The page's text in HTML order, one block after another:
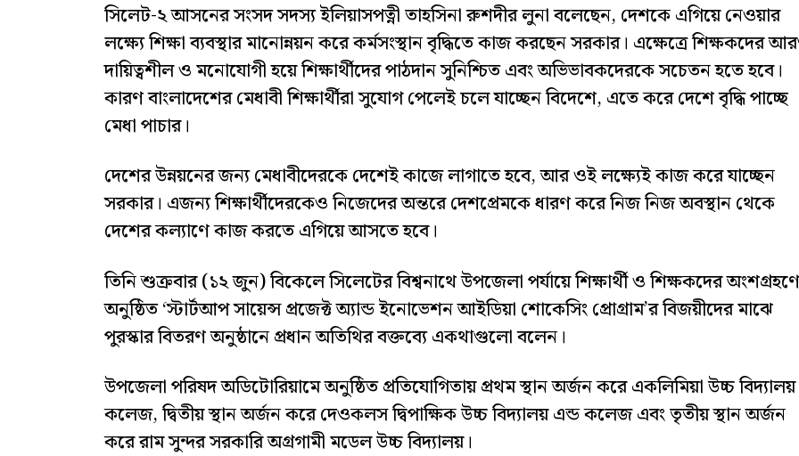
সিলেট-২ আসনের সংসদ সদস্য ইলিয়াসপত্নী তাহসিনা রুশদীর লুনা বলেছেন, দেশকে এগিয়ে নেওয়ার
লক্ষ্যে শিক্ষা ব্যবস্থার মানোন্নয়ন করে কর্মসংস্থান বৃদ্ধিতে কাজ করছেন সরকার। এক্ষেত্রে শিক্ষকদের
দায়িত্বশীল ও মনোযোগী হয়ে শিক্ষার্থীদের পাঠদান সুনিশ্চিত এবং অভিভাবকদেরকে সচেতন হতে হবে।
কারণ বাংলাদেশের মেধাবী শিক্ষার্থীরা সুযোগ পেলেই চলে যাচ্ছেন বিদেশে, এতে করে দেশে বৃদ্ধি পাচ্ছে
মেধা পাচার।
দেশের উন্নয়নের জন্য মেধাবীদেরকে দেশেই কাজে লাগাতে হবে, আর ওই লক্ষ্যেই কাজ করে যাচ্ছেন
সরকার। এজন্য শিক্ষার্থীদেরকেও নিজেদের অন্তরে দেশপ্রেমকে ধারণ করে নিজ নিজ অবস্থান থেকে
দেশের কল্যাণে কাজ করতে এগিয়ে আসতে হবে।
তিনি শুক্রবার (১২ জুন) বিকেলে সিলেটের বিশ্বনাথে উপজেলা পর্যায়ে শিক্ষার্থী ও শিক্ষকদের অংশগ্রহণে
অনুষ্ঠিত ‘স্টার্টআপ সায়েন্স প্রজেক্ট অ্যান্ড ইনোভেশন আইডিয়া শোকেসিং প্রোগ্রাম’র বিজয়ীদের মাঝে
পুরস্কার বিতরণ অনুষ্ঠানে প্রধান অতিথির বক্তব্যে একথাগুলো বলেন।
উপজেলা পরিষদ অডিটোরিয়ামে অনুষ্ঠিত প্রতিযোগিতায় প্রথম স্থান অর্জন করে একলিমিয়া উচ্চ
কলেজ, দ্বিতীয় স্থান অর্জন করে দেওকলস দ্বিপাক্ষিক উচ্চ বিদ্যালয় এন্ড কলেজ এবং তৃতীয় স্থান অর্জন
করে রাম সুন্দর সরকারি অগ্রগামী মডেল উচ্চ বিদ্যালয়।